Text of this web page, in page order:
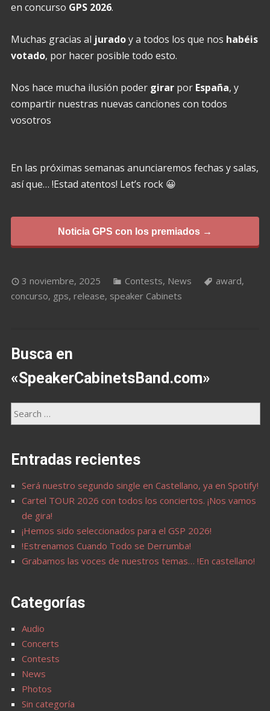
en concurso GPS 2026.
Muchas gracias al juradoy a todos los que nos habéis
votado, por hacer posible todo esto.
Nos hace mucha ilusión poder girarpor España, y
compartir nuestras nuevas canciones con todos
vosotros
En las próximas semanas anunciaremos fechas y salas,
así que… !Estad atentos! Let’s rock 😀
Noticia GPS con los premiados →
3 noviembre, 2025 Contests, News award,
concurso, gps, release, speaker Cabinets
Busca en
«SpeakerCabinetsBand.com»
Entradas recientes
Será nuestro segundo single en Castellano, ya en Spotify!
Cartel TOUR 2026 con todos los conciertos. ¡Nos vamos
de gira!
¡Hemos sido seleccionados para el GSP 2026!
!Estrenamos Cuando Todo se Derrumba!
Grabamos las voces de nuestros temas… !En castellano!
Categorías
Audio
Concerts
Contests
News
Photos
Sin categoría